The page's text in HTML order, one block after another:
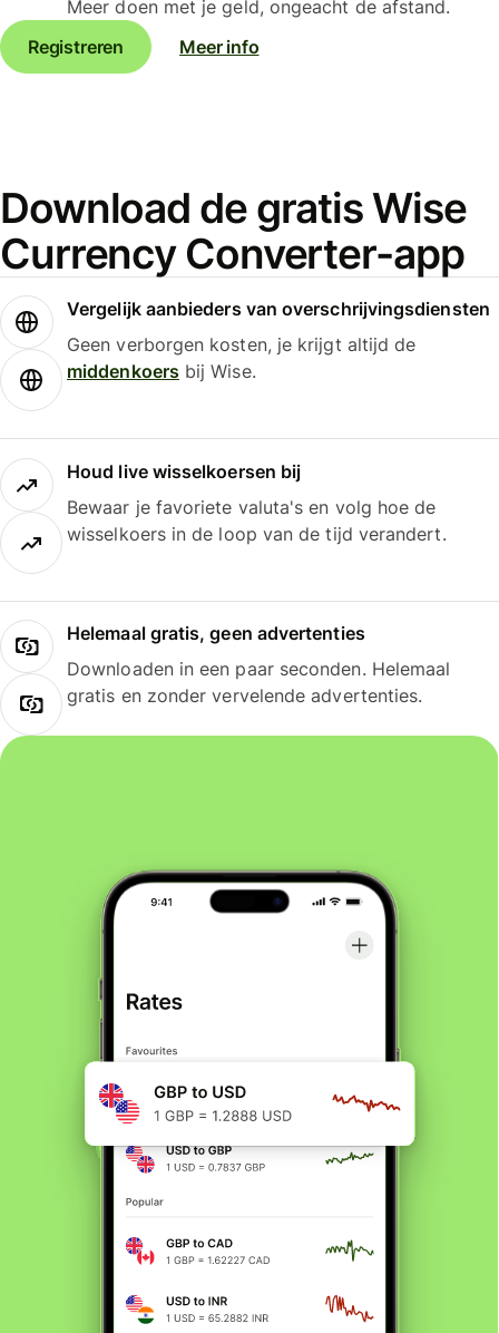
Meer doen met je geld, ongeacht de afstand.
Registreren
Meer info
Download de gratis Wise
Currency Converter-app
Vergelijk aanbieders van overschrijvingsdiensten
Geen verborgen kosten, je krijgt altijd de
middenkoersbij Wise.
Houd live wisselkoersen bij
Bewaar je favoriete valuta's en volg hoe de
wisselkoers in de loop van de tijd verandert.
Helemaal gratis, geen advertenties
Downloaden in een paar seconden. Helemaal
gratis en zonder vervelende advertenties.